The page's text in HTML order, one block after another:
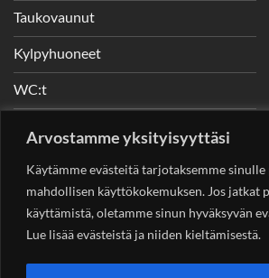
Arvostamme yksityisyyttäsi
Käytämme evästeitä tarjotaksemme sinulle
mahdollisen käyttökokemuksen. Jos jatkat
käyttämistä, oletamme sinun hyväksyvän
Lue lisää evästeistä ja niiden kieltämisestä.
Taukovaunut
Kylpyhuoneet
WC:t
YHTEYSTIEDOT
Helsingin Rakennuskonevuokraus Oy